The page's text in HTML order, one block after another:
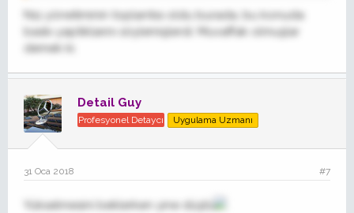
N11 yönetiminin toplantısı oldu burada, bu konuda
baskı yaptıklarını söylemişlerdi. Muvaffak olmuşlar
demek ki.
Detail Guy
Profesyonel Detaycı Uygulama Uzmanı
31 Oca 2018 #7
Yükselmesini beklerken yine düştü